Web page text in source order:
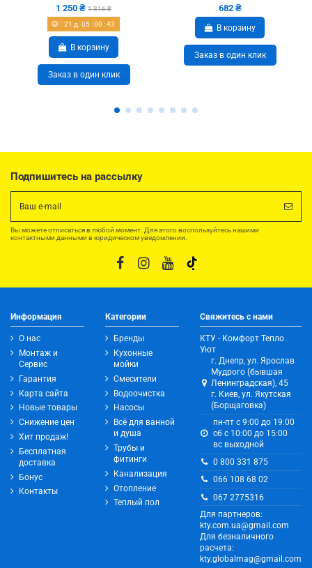
1 250 ₴ 1 316 ₴
21 д. 05:00 :43
В корзину
Заказ в один клик
682 ₴
В корзину
Заказ в один клик
Подпишитесь на рассылку
Вы можете отписаться в любой момент. Для этого воспользуйтесь нашими
контактными данными в юридическом уведомлении.
Информация
О нас
Монтаж и
Сервис
Гарантия
Карта сайта
Новые товары
Снижение цен
Хит продаж!
Бесплатная
доставка
Бонус
Контакты
Категории
Бренды
Кухонные
мойки
Смесители
Водоочистка
Насосы
Всё для ванной
и душа
Трубы и
фитинги
Канализация
Отопление
Теплый пол
Свяжитесь с нами
КТУ - Комфорт Тепло
Уют
г. Днепр, ул. Ярослав
Мудрого (бывшая
Ленинградская), 45
г. Киев, ул. Якутская
(Борщаговка)
пн-пт с 9:00 до 19:00
сб с 10:00 до 15:00
вс выходной
0 800 331 875
066 108 68 02
067 2775316
Для партнеров:
kty.com.ua@gmail.com
Для безналичного
расчета:
kty.globalmag@gmail.com